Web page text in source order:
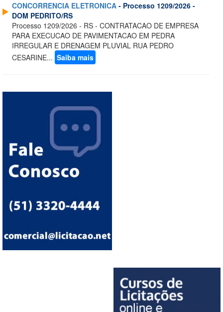
CONCORRENCIA ELETRONICA - Processo 1209/2026 -
DOM PEDRITO/RS
Processo 1209/2026 - RS - CONTRATACAO DE EMPRESA
PARA EXECUCAO DE PAVIMENTACAO EM PEDRA
IRREGULAR E DRENAGEM PLUVIAL RUA PEDRO
CESARINE... Saiba mais